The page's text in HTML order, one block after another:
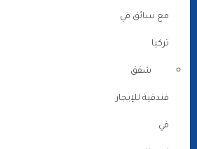
مع سائق في
تركيا
شقق
فندقية للإيجار
في